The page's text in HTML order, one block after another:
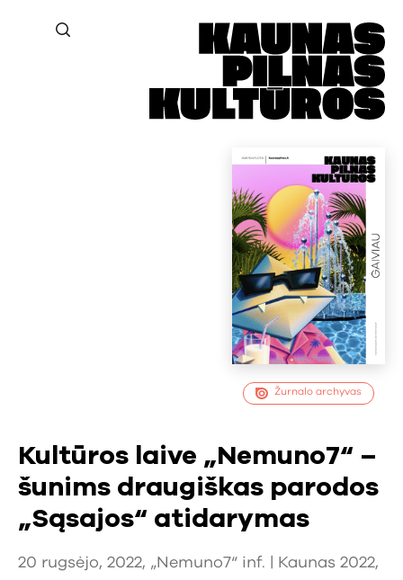
Žurnalo archyvas
Kultūros laive „Nemuno7“ –
šunims draugiškas parodos
„Sąsajos“ atidarymas
20 rugsėjo, 2022, „Nemuno7“ inf. | Kaunas 2022,